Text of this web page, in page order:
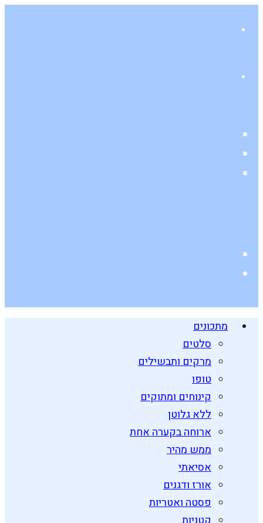
מתכונים
סלטים
מרקים ותבשילים
טופו
קינוחים ומתוקים
ללא גלוטן
ארוחה בקערה אחת
ממש מהיר
אסיאתי
אורז ודגנים
פסטה ואטריות